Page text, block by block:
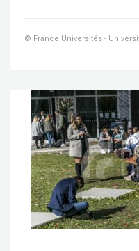
© France Universités -